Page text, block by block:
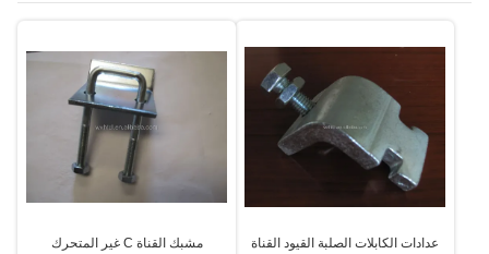
عدادات الكابلات الصلبة القيود القناة
مشبك القناة C غير المتحرك